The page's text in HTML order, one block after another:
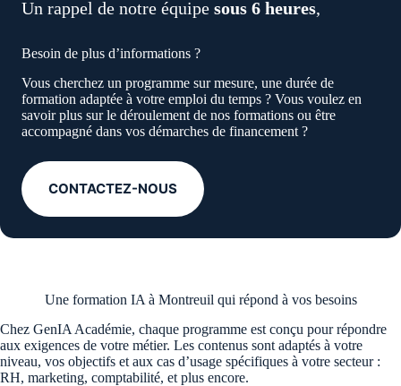
Un rappel de notre équipe sous 6 heures,
Besoin de plus d’informations ?
Vous cherchez un programme sur mesure, une durée de
formation adaptée à votre emploi du temps ? Vous voulez en
savoir plus sur le déroulement de nos formations ou être
accompagné dans vos démarches de financement ?
CONTACTEZ-NOUS
Une formation IA à Montreuil qui répond à vos besoins
Chez GenIA Académie, chaque programme est conçu pour répondre
aux exigences de votre métier. Les contenus sont adaptés à votre
niveau, vos objectifs et aux cas d’usage spécifiques à votre secteur :
RH, marketing, comptabilité, et plus encore.